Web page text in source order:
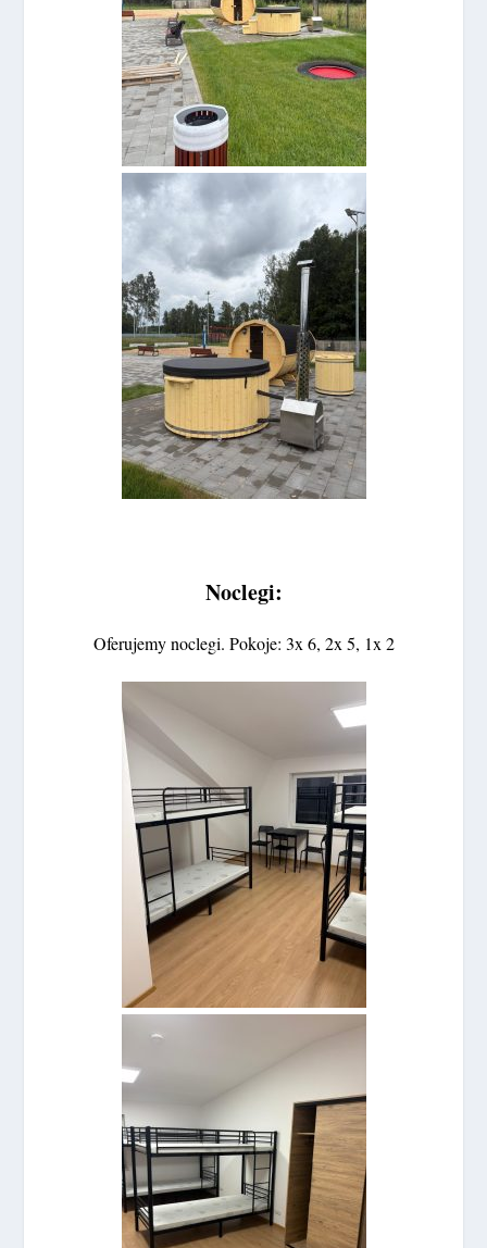
Noclegi:
Oferujemy noclegi. Pokoje: 3x 6, 2x 5, 1x 2